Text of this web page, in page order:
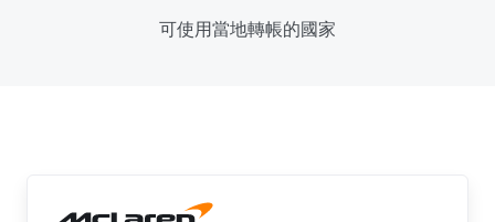
可使用當地轉帳的國家